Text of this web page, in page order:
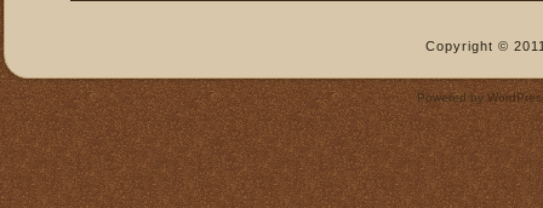
sobre la tierra
La Santa Misa y el Espíritu
Santo
La Santa Misa y el Martirio
La Santa Misa y el perdón
Copyright ©
Powered by